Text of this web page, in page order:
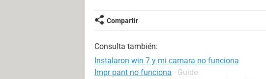
Compartir
Consulta también:
Instalaron win 7 y mi camara no funciona
Impr pant no funciona - Guide